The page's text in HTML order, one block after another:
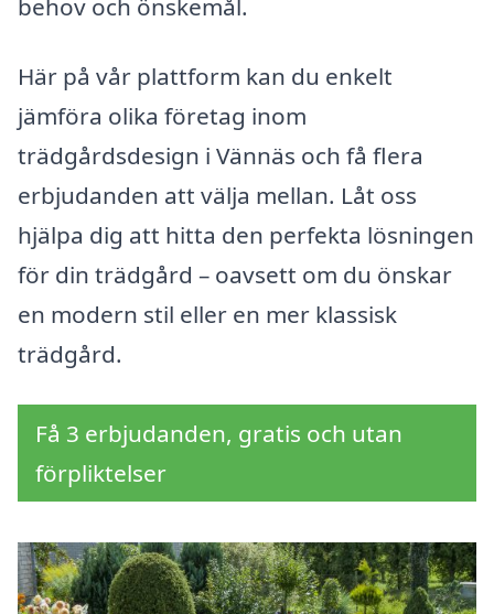
behov och önskemål.
Här på vår plattform kan du enkelt
jämföra olika företag inom
trädgårdsdesign i Vännäs och få flera
erbjudanden att välja mellan. Låt oss
hjälpa dig att hitta den perfekta lösningen
för din trädgård – oavsett om du önskar
en modern stil eller en mer klassisk
trädgård.
Få 3 erbjudanden, gratis och utan
förpliktelser